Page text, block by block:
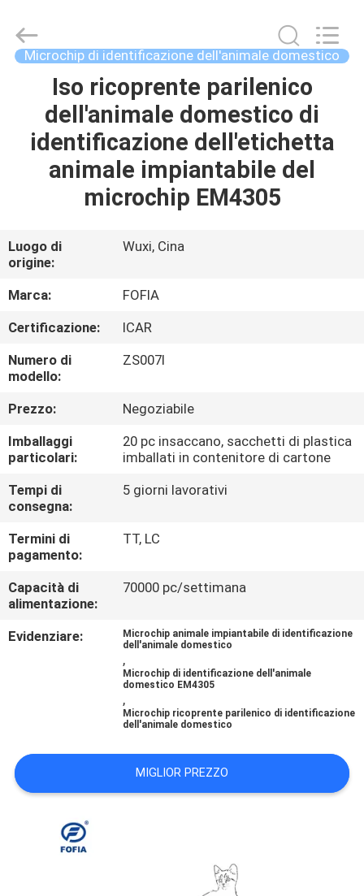
CASA
PRODOTTI
CIRCA
NOI
GIRO
DELLA
FABBRICA
CONTROLLO
DI
QUALITÀ
CONTATTICI
NOTIZIE
RICHIEDA
MAPPA
DEL
SITO
PRIVACY
Technology
Microchip di identificazione dell'animale domestico
Iso ricoprente parilenico
dell'animale domestico di
identificazione dell'etichetta
animale impiantabile del
microchip EM4305
Luogo di
origine:
Wuxi, Cina
Marca:
FOFIA
Certificazione:
ICAR
Numero di
modello:
ZS007I
Prezzo:
Negoziabile
Imballaggi
particolari:
20 pc insaccano, sacchetti di plastica
imballati in contenitore di cartone
Tempi di
consegna:
5 giorni lavorativi
Termini di
pagamento:
TT, LC
Capacità di
alimentazione:
70000 pc/settimana
Evidenziare:
Microchip animale impiantabile di identificazione
dell'animale domestico
,
Microchip di identificazione dell'animale
domestico EM4305
,
Microchip ricoprente parilenico di identificazione
dell'animale domestico
MIGLIOR PREZZO